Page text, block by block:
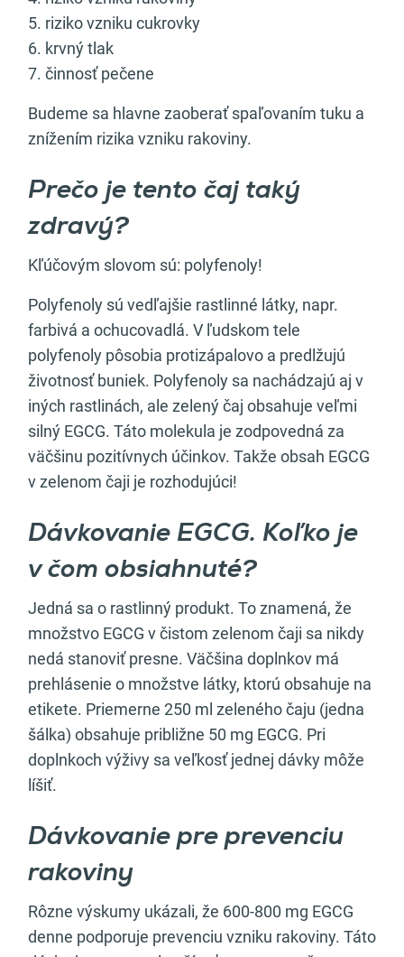
5. riziko vzniku cukrovky
6. krvný tlak
7. činnosť pečene
Budeme sa hlavne zaoberať spaľovaním tuku a
znížením rizika vzniku rakoviny.
Prečo je tento čaj taký
zdravý?
Kľúčovým slovom sú: polyfenoly!
Polyfenoly sú vedľajšie rastlinné látky, napr.
farbivá a ochucovadlá. V ľudskom tele
polyfenoly pôsobia protizápalovo a predlžujú
životnosť buniek. Polyfenoly sa nachádzajú aj v
iných rastlinách, ale zelený čaj obsahuje veľmi
silný EGCG. Táto molekula je zodpovedná za
väčšinu pozitívnych účinkov. Takže obsah EGCG
v zelenom čaji je rozhodujúci!
Dávkovanie EGCG. Koľko je
v čom obsiahnuté?
Jedná sa o rastlinný produkt. To znamená, že
množstvo EGCG v čistom zelenom čaji sa nikdy
nedá stanoviť presne. Väčšina doplnkov má
prehlásenie o množstve látky, ktorú obsahuje na
etikete. Priemerne 250 ml zeleného čaju (jedna
šálka) obsahuje približne 50 mg EGCG. Pri
doplnkoch výživy sa veľkosť jednej dávky môže
líšiť.
Dávkovanie pre prevenciu
rakoviny
Rôzne výskumy ukázali, že 600-800 mg EGCG
denne podporuje prevenciu vzniku rakoviny. Táto